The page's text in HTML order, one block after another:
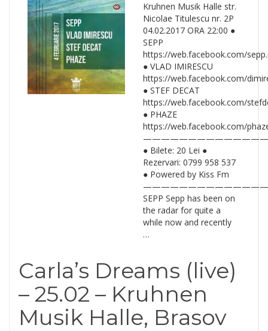
Kruhnen Musik Halle str.
Nicolae Titulescu nr. 2P
04.02.2017 ORA 22:00 ●
SEPP
https://web.facebook.com/
● VLAD IMIRESCU
https://web.facebook.com/
● STEF DECAT
https://web.facebook.com/
● PHAZE
https://web.facebook.com/
● Bilete: 20 Lei ●
Rezervari: 0799 958 537
● Powered by Kiss Fm
SEPP Sepp has been on
the radar for quite a
while now and recently
…
Carla’s Dreams (live)
– 25.02 – Kruhnen
Musik Halle, Brasov